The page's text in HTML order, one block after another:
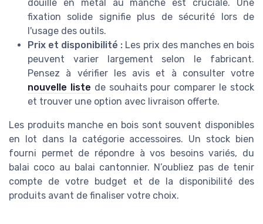
douille en métal au manche est cruciale. Une
fixation solide signifie plus de sécurité lors de
l'usage des outils.
Prix et disponibilité : Les prix des manches en bois
peuvent varier largement selon le fabricant.
Pensez à vérifier les avis et à consulter votre
nouvelle liste de souhaits pour comparer le stock
et trouver une option avec livraison offerte.
Les produits manche en bois sont souvent disponibles
en lot dans la catégorie accessoires. Un stock bien
fourni permet de répondre à vos besoins variés, du
balai coco au balai cantonnier. N’oubliez pas de tenir
compte de votre budget et de la disponibilité des
produits avant de finaliser votre choix.